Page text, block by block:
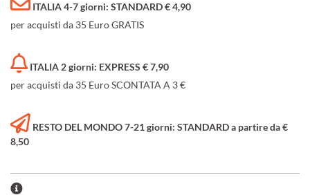
ITALIA 4-7 giorni: STANDARD € 4,90
per acquisti da 35 Euro GRATIS
ITALIA 2 giorni: EXPRESS € 7,90
per acquisti da 35 Euro SCONTATA A 3 €
RESTO DEL MONDO 7-21 giorni: STANDARD a partire da €
8,50